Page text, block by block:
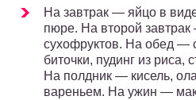
На завтрак — яйцо в
пюре. На второй
сухофруктов. На обед —
биточки, пудинг из риса,
На полдник — кисель,
вареньем. На ужин —